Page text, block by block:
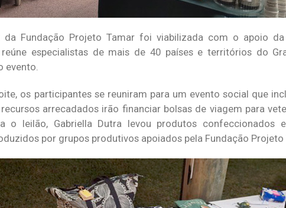
da Fundação Projeto Tamar foi viabilizada com o apoio da
especialistas de mais de 40 países e territórios do
evento.
os participantes se reuniram para um evento social que
recursos arrecadados irão financiar bolsas de viagem para
o leilão, Gabriella Dutra levou produtos confeccionados
por grupos produtivos apoiados pela Fundação Projeto